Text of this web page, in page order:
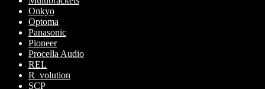
Onkyo
Optoma
Panasonic
Pioneer
Procella Audio
REL
R_volution
SCP